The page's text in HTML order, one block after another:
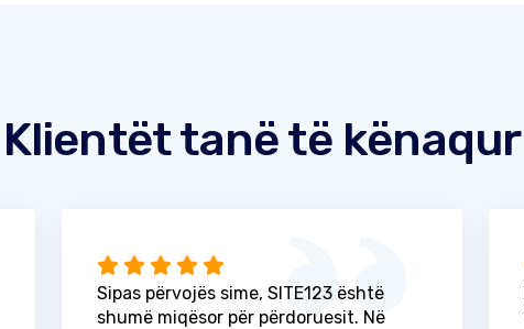
Klientët tanë të kënaqur
Sipas përvojës sime, SITE123 është
shumë miqësor për përdoruesit. Në